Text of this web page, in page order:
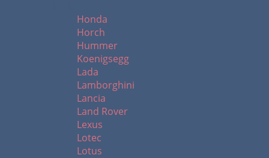
Honda
Horch
Hummer
Koenigsegg
Lada
Lamborghini
Lancia
Land Rover
Lexus
Lotec
Lotus